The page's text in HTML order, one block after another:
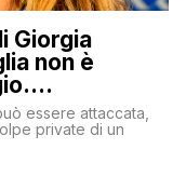
Giorgia
non è
essere attaccata,
private di un